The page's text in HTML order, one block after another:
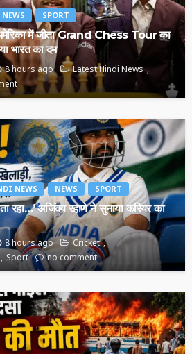
NEWS SPORT
अमेरिका में जीता Grand Chess Tour का
भारत का दम
8 hours ago
Latest Hindi News
NEWS NEWS SPORT
रहा…’ अजिंक्य रहाणे ने सुनाया करियर का
8 hours ago
Cricket
Sport no comment